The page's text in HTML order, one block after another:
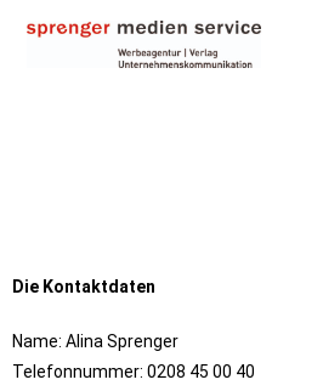
Die Kontaktdaten
Name: Alina Sprenger
Telefonnummer: 0208 45 00 40